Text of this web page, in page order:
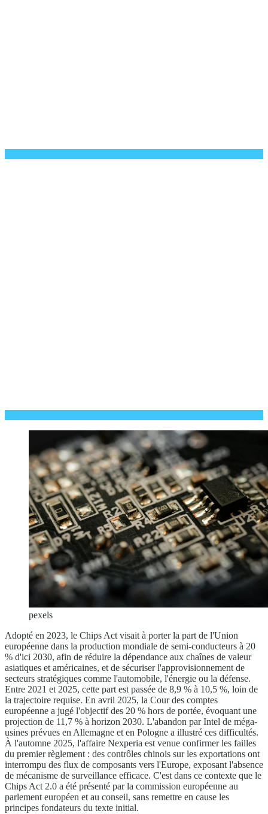
pexels
Adopté en 2023, le Chips Act visait à porter la part de l'Union
européenne dans la production mondiale de semi-conducteurs à 20
% d'ici 2030, afin de réduire la dépendance aux chaînes de valeur
asiatiques et américaines, et de sécuriser l'approvisionnement de
secteurs stratégiques comme l'automobile, l'énergie ou la défense.
Entre 2021 et 2025, cette part est passée de 8,9 % à 10,5 %, loin de
la trajectoire requise. En avril 2025, la Cour des comptes
européenne a jugé l'objectif des 20 % hors de portée, évoquant une
projection de 11,7 % à horizon 2030. L'abandon par Intel de méga-
usines prévues en Allemagne et en Pologne a illustré ces difficultés.
À l'automne 2025, l'affaire Nexperia est venue confirmer les failles
du premier règlement : des contrôles chinois sur les exportations ont
interrompu des flux de composants vers l'Europe, exposant l'absence
de mécanisme de surveillance efficace. C'est dans ce contexte que le
Chips Act 2.0 a été présenté par la commission européenne au
parlement européen et au conseil, sans remettre en cause les
principes fondateurs du texte initial.